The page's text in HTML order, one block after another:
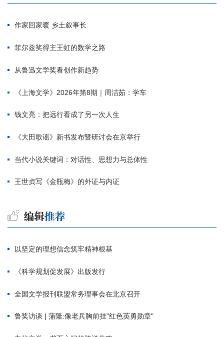
作家回家暖 乡土叙事长
菲尔兹奖得主王虹的数学之路
从鲁迅文学奖看创作新趋势
《上海文学》2026年第8期｜周洁茹：学车
钱文亮：把远行看成了另一次人生
《大田歌谣》新书发布暨研讨会在京举行
当代小说关键词：对话性、思想力与总体性
王世贞写《金瓶梅》的外证与内证
以坚定的理想信念筑牢精神根基
《科学规划促发展》出版发行
全国文学报刊联盟常务理事会在北京召开
鲁奖访谈 | 蒲隆:像老兵胸前挂"红色英勇勋章"